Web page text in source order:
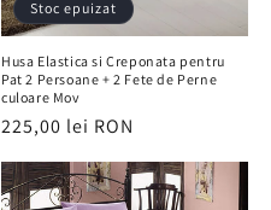
Stoc epuizat
Husa Elastica si Creponata pentru
Pat 2 Persoane + 2 Fete de Perne
culoare Mov
Preț
225,00 lei RON